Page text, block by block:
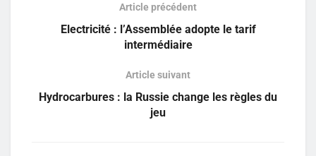
Article précédent
Electricité : l’Assemblée adopte le tarif
intermédiaire
Article suivant
Hydrocarbures : la Russie change les règles du
jeu